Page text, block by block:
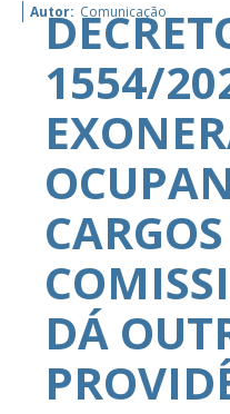
Autor: Comunicação
1554/
CARGOS
DÁ